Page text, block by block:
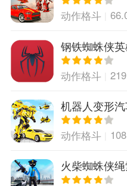
动作格斗
钢铁蜘蛛侠
动作格斗
机器人变形
动作格斗
火柴蜘蛛侠
币版